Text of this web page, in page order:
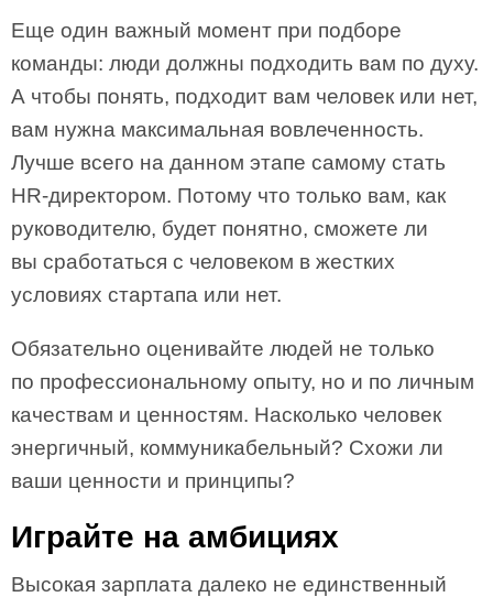
Еще один важный момент при подборе
команды: люди должны подходить вам по духу.
А чтобы понять, подходит вам человек или нет,
вам нужна максимальная вовлеченность.
Лучше всего на данном этапе самому стать
HR-директором. Потому что только вам, как
руководителю, будет понятно, сможете ли
вы сработаться с человеком в жестких
условиях стартапа или нет.
Обязательно оценивайте людей не только
по профессиональному опыту, но и по личным
качествам и ценностям. Насколько человек
энергичный, коммуникабельный? Схожи ли
ваши ценности и принципы?
Играйте на амбициях
Высокая зарплата далеко не единственный